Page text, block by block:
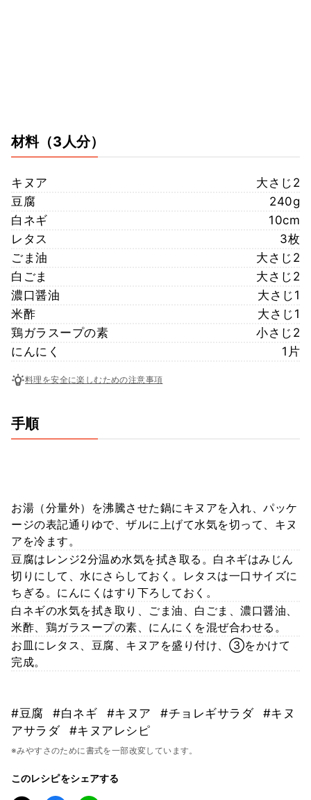
材料（3人分）
キヌア
大さじ2
豆腐
240g
白ネギ
10cm
レタス
3枚
ごま油
大さじ2
白ごま
大さじ2
濃口醤油
大さじ1
米酢
大さじ1
鶏ガラスープの素
小さじ2
にんにく
1片
料理を安全に楽しむための注意事項
手順
お湯（分量外）を沸騰させた鍋にキヌアを入れ、パッケ
ージの表記通りゆで、ザルに上げて水気を切って、キヌ
アを冷ます。
豆腐はレンジ2分温め水気を拭き取る。白ネギはみじん
切りにして、水にさらしておく。レタスは一口サイズに
ちぎる。にんにくはすり下ろしておく。
白ネギの水気を拭き取り、ごま油、白ごま、濃口醤油、
米酢、鶏ガラスープの素、にんにくを混ぜ合わせる。
お皿にレタス、豆腐、キヌアを盛り付け、③をかけて
完成。
#豆腐 #白ネギ #キヌア #チョレギサラダ
#キヌ
アサラダ
#キヌアレシピ
※みやすさのために書式を一部改変しています。
このレシピをシェアする